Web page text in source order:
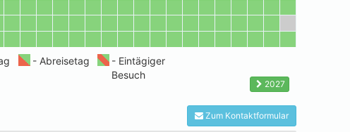
2027
Zum Kontaktformular